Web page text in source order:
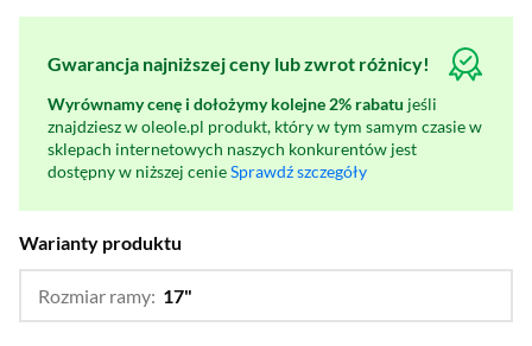
Gwarancja najniższej ceny lub zwrot różnicy!
Wyrównamy cenę i dołożymy kolejne 2% rabatu jeśli
znajdziesz w oleole.pl produkt, który w tym samym czasie w
sklepach internetowych naszych konkurentów jest
dostępny w niższej cenieSprawdź szczegóły
Warianty produktu
Rozmiar ramy: 17"